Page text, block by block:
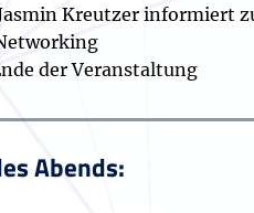
Kreutzer informiert
der Veranstaltung
Abends: